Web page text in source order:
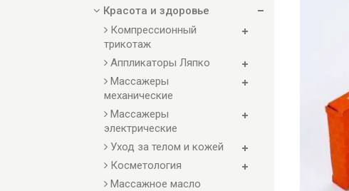
Красота и здоровье
Компрессионный
трикотаж
Аппликаторы Ляпко
Массажеры
механические
Массажеры
электрические
Уход за телом и кожей
Косметология
Массажное масло